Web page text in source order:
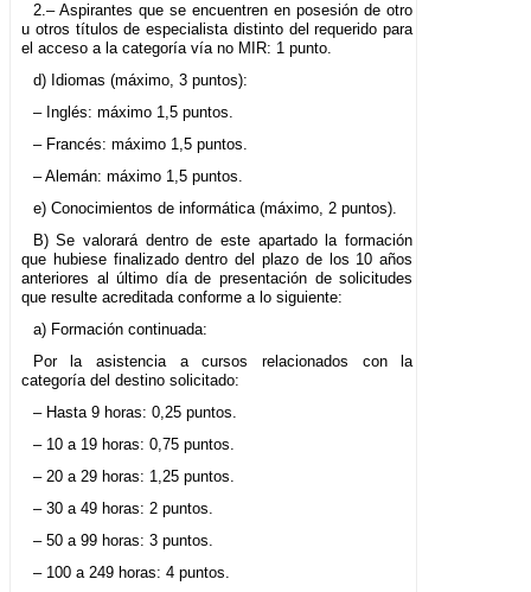
2.– Aspirantes que se encuentren en posesión de otro
u otros títulos de especialista distinto del requerido para
el acceso a la categoría vía no MIR: 1 punto.
d) Idiomas (máximo, 3 puntos):
– Inglés: máximo 1,5 puntos.
– Francés: máximo 1,5 puntos.
– Alemán: máximo 1,5 puntos.
e) Conocimientos de informática (máximo, 2 puntos).
B) Se valorará dentro de este apartado la formación
que hubiese finalizado dentro del plazo de los 10 años
anteriores al último día de presentación de solicitudes
que resulte acreditada conforme a lo siguiente:
a) Formación continuada:
Por la asistencia a cursos relacionados con la
categoría del destino solicitado:
– Hasta 9 horas: 0,25 puntos.
– 10 a 19 horas: 0,75 puntos.
– 20 a 29 horas: 1,25 puntos.
– 30 a 49 horas: 2 puntos.
– 50 a 99 horas: 3 puntos.
– 100 a 249 horas: 4 puntos.